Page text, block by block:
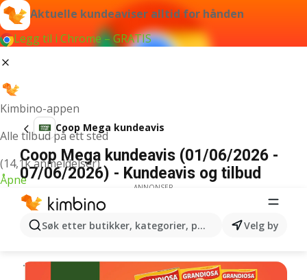
Aktuelle kundeaviser alltid for hånden
Legg til i Chrome – GRATIS
Kimbino-appen
Alle tilbud på ett sted
(14,1k anmeldelser)
Åpne
Søk etter butikker, kategorier, produkter...Velg by
Coop Mega kundeavis
Coop Mega kundeavis (01/06/2026 -
07/06/2026) - Kundeavis og tilbud
ANNONSER